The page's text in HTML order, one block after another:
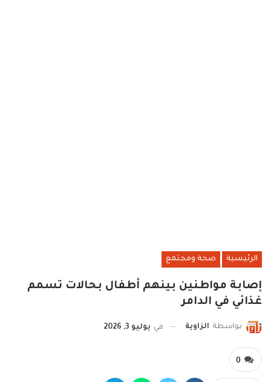
الرئيسية صحة ومجتمع
إصابة مواطنين بينهم أطفال بحالات تسمم
غذائي في الدامر
بواسطة الزاوية في يوليو 3, 2026
0